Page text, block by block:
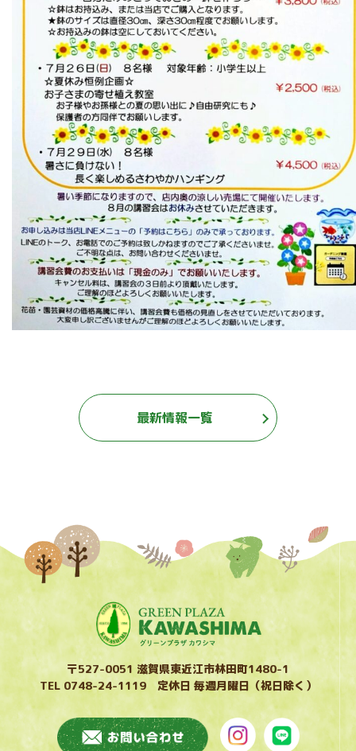
最新情報一覧
〒527-0051 滋賀県東近江市林田町1480-1
TEL 0748-24-1119 定休日 毎週月曜日（祝日除く）